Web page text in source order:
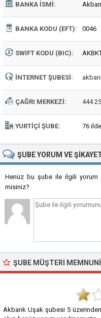
BANKA İSMI:
BANKA KODU (EFT): 0046
SWIFT KODU (BIC):
İNTERNET ŞUBESI:
ÇAĞRI MERKEZI: 444
YURTIÇI ŞUBE: 76
ŞUBEYORUM VE
Henüz bu şube ile ilgili yorum
misiniz?
ŞUBE MÜŞTERI
Akbank Uşak şubesi 5üzerinden